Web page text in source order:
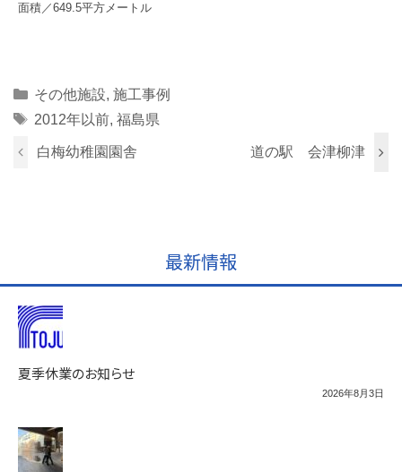
面積／649.5平方メートル
Categories
その他施設, 施工事例
Tags
2012年以前, 福島県
白梅幼稚園園舎 道の駅 会津柳津
最新情報
夏季休業のお知らせ
2026年8月3日